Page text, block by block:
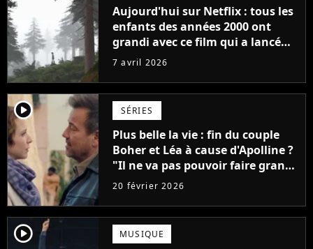
Aujourd'hui sur Netflix : tous les
enfants des années 2000 ont
grandi avec ce film qui a lancé
l'une des plus grandes sagas
7 avril 2026
player2 SÉRIES
Plus belle la vie : fin du couple
Boher et Léa à cause d'Apolline ?
"Il ne va pas pouvoir faire grand-
chose"
20 février 2026
player2 MUSIQUE